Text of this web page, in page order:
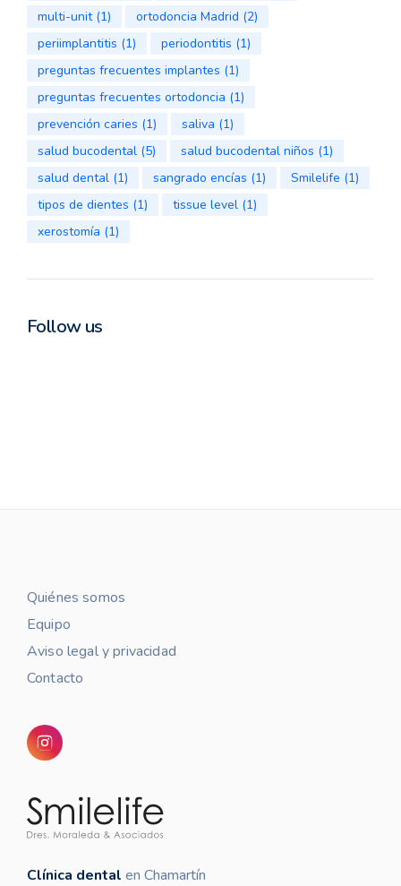
multi-unit(1) ortodoncia Madrid (2)
periimplantitis (1) periodontitis (1)
preguntas frecuentes implantes (1)
preguntas frecuentes ortodoncia (1)
prevención caries (1) saliva (1)
salud bucodental (5) salud bucodental niños (1)
salud dental (1) sangrado encías (1) Smilelife (1)
tipos de dientes (1) tissue level (1)
xerostomía (1)
Follow us
Quiénes somos
Equipo
Aviso legal y privacidad
Contacto
Clínica dental en Chamartín